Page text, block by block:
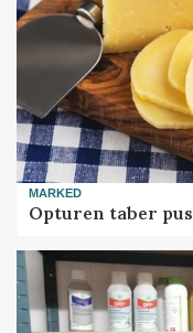
MARKED
Opturen taber